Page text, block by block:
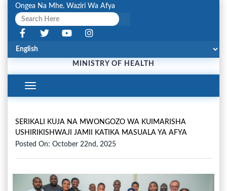
Ongea Na Mhe. Waziri Wa Afya
MINISTRY OF HEALTH
Toggle
Navigation
SERIKALI KUJA NA MWONGOZO WA KUIMARISHA
USHIRIKISHWAJI JAMII KATIKA MASUALA YA AFYA
Posted On: October 22nd, 2025